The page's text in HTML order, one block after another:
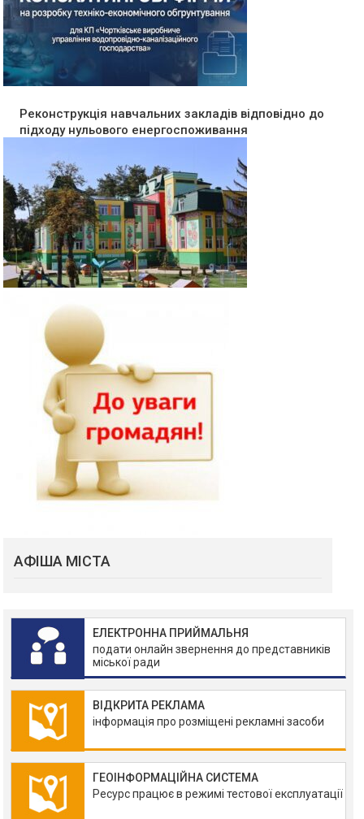
Реконструкція навчальних закладів відповідно до
підходу нульового енергоспоживання
АФІША МІСТА
ЕЛЕКТРОННА ПРИЙМАЛЬНЯ
подати онлайн звернення до представників
міської ради
ВІДКРИТА РЕКЛАМА
інформація про розміщені рекламні засоби
ГЕОІНФОРМАЦІЙНА СИСТЕМА
Ресурс працює в режимі тестової експлуатації